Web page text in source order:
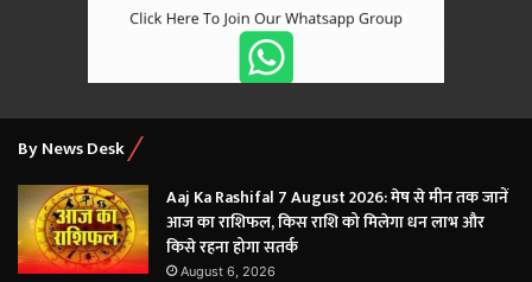
By News Desk
Aaj Ka Rashifal 7 August 2026: मेष से मीन तक जानें
आज का राशिफल, किस राशि को मिलेगा धन लाभ और
किसे रहना होगा सतर्क
August 6, 2026